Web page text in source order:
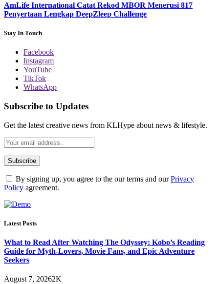
AmLife International Catat Rekod MBOR Menerusi 817
Penyertaan Lengkap DeepZleep Challenge
Stay In Touch
Facebook
Instagram
YouTube
TikTok
WhatsApp
Subscribe to Updates
Get the latest creative news from KLHype about news & lifestyle.
By signing up, you agree to the our terms and ourPrivacy
Policy agreement.
Latest Posts
What to Read After Watching The Odyssey: Kobo’s Reading
Guide for Myth-Lovers, Movie Fans, and Epic Adventure
Seekers
August 7, 20262K